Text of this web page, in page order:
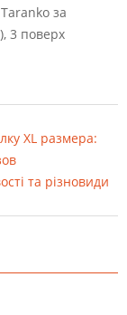
за
3 поверх
XL размера:
та різновиди